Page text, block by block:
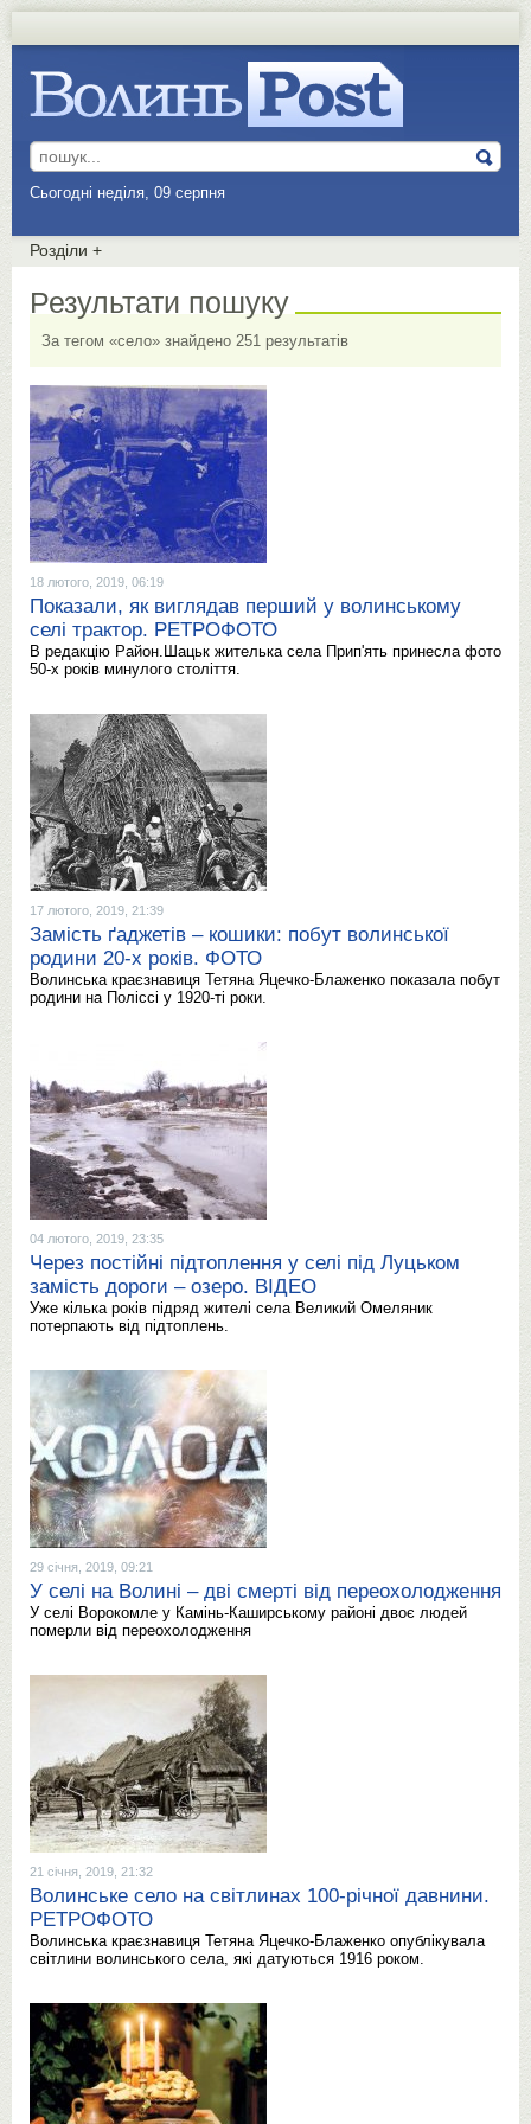
Сьогодні неділя, 09 серпня
Розділи +
Результати пошуку
За тегом «село» знайдено 251 результатів
18 лютого, 2019, 06:19
Показали, як виглядав перший у волинському
селі трактор. РЕТРОФОТО
В редакцію Район.Шацьк жителька села Прип'ять принесла фото
50-х років минулого століття.
17 лютого, 2019, 21:39
Замість ґаджетів – кошики: побут волинської
родини 20-х років. ФОТО
Волинська краєзнавиця Тетяна Яцечко-Блаженко показала побут
родини на Поліссі у 1920-ті роки.
04 лютого, 2019, 23:35
Через постійні підтоплення у селі під Луцьком
замість дороги – озеро. ВІДЕО
Уже кілька років підряд жителі села Великий Омеляник
потерпають від підтоплень.
29 січня, 2019, 09:21
У селі на Волині – дві смерті від переохолодження
У селі Ворокомле у Камінь-Каширському районі двоє людей
померли від переохолодження
21 січня, 2019, 21:32
Волинське село на світлинах 100-річної давнини.
РЕТРОФОТО
Волинська краєзнавиця Тетяна Яцечко-Блаженко опублікувала
світлини волинського села, які датуються 1916 роком.